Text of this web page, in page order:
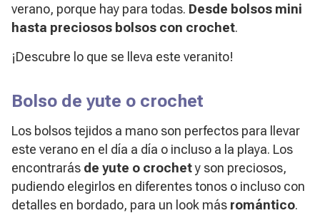
verano, porque hay para todas. Desde bolsos mini
hasta preciosos bolsos con crochet.
¡Descubre lo que se lleva este veranito!
Bolso de yute o crochet
Los bolsos tejidos a mano son perfectos para llevar
este verano en el día a día o incluso a la playa. Los
encontrarás de yute o crochety son preciosos,
pudiendo elegirlos en diferentes tonos o incluso con
detalles en bordado, para un look más romántico.